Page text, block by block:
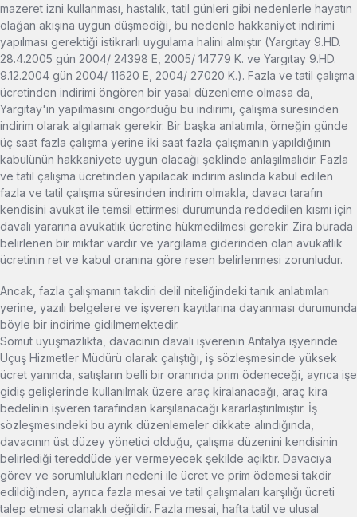
mazeret izni kullanması, hastalık, tatil günleri gibi nedenlerle hayatın
olağan akışına uygun düşmediği, bu nedenle hakkaniyet indirimi
yapılması gerektiği istikrarlı uygulama halini almıştır (Yargıtay 9.HD.
28.4.2005 gün 2004/ 24398 E, 2005/ 14779 K. ve Yargıtay 9.HD.
9.12.2004 gün 2004/ 11620 E, 2004/ 27020 K.). Fazla ve tatil çalışma
ücretinden indirimi öngören bir yasal düzenleme olmasa da,
Yargıtay'ın yapılmasını öngördüğü bu indirimi, çalışma süresinden
indirim olarak algılamak gerekir. Bir başka anlatımla, örneğin günde
üç saat fazla çalışma yerine iki saat fazla çalışmanın yapıldığının
kabulünün hakkaniyete uygun olacağı şeklinde anlaşılmalıdır. Fazla
ve tatil çalışma ücretinden yapılacak indirim aslında kabul edilen
fazla ve tatil çalışma süresinden indirim olmakla, davacı tarafın
kendisini avukat ile temsil ettirmesi durumunda reddedilen kısmı için
davalı yararına avukatlık ücretine hükmedilmesi gerekir. Zira burada
belirlenen bir miktar vardır ve yargılama giderinden olan avukatlık
ücretinin ret ve kabul oranına göre resen belirlenmesi zorunludur.
Ancak, fazla çalışmanın takdiri delil niteliğindeki tanık anlatımları
yerine, yazılı belgelere ve işveren kayıtlarına dayanması durumunda
böyle bir indirime gidilmemektedir.
Somut uyuşmazlıkta, davacının davalı işverenin Antalya işyerinde
Uçuş Hizmetler Müdürü olarak çalıştığı, iş sözleşmesinde yüksek
ücret yanında, satışların belli bir oranında prim ödeneceği, ayrıca işe
gidiş gelişlerinde kullanılmak üzere araç kiralanacağı, araç kira
bedelinin işveren tarafından karşılanacağı kararlaştırılmıştır. İş
sözleşmesindeki bu ayrık düzenlemeler dikkate alındığında,
davacının üst düzey yönetici olduğu, çalışma düzenini kendisinin
belirlediği tereddüde yer vermeyecek şekilde açıktır. Davacıya
görev ve sorumlulukları nedeni ile ücret ve prim ödemesi takdir
edildiğinden, ayrıca fazla mesai ve tatil çalışmaları karşılığı ücreti
talep etmesi olanaklı değildir. Fazla mesai, hafta tatil ve ulusal